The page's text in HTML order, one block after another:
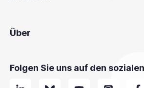
Über
Folgen Sie uns auf den